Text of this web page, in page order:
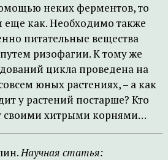
неких ферментов, то
еще как. Необходимо также
питательные вещества
ризофагии. К тому же
цикла проведена на
юных растениях, – а как
у растений постарше? Кто
своими хитрыми корнями…
Научная статья: